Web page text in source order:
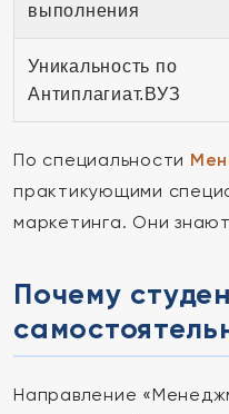
выполнения
Уникальность по
Антиплагиат.ВУЗ
По специальности
практикующими
маркетинга. Они
Почему
Направление